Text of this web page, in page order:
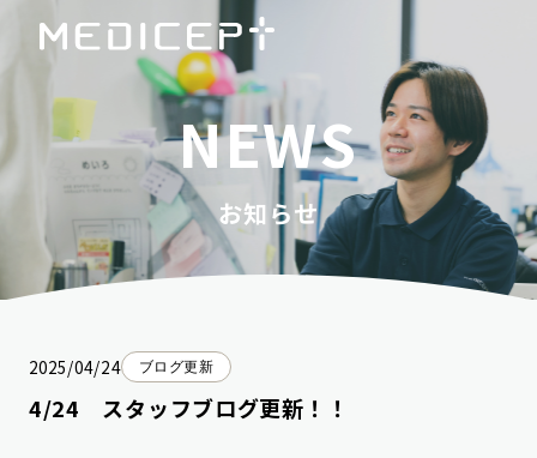
NEWS
お知らせ
2025/04/24 ブログ更新
4/24 スタッフブログ更新！！